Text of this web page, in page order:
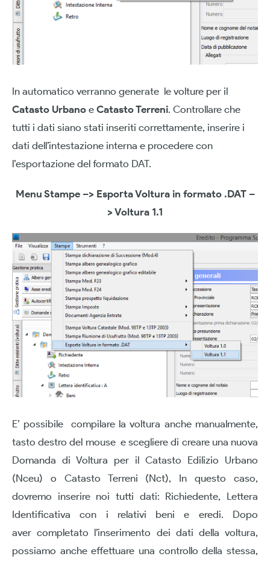
In automatico verranno generate le volture per il
Catasto Urbano e Catasto Terreni. Controllare che
tutti i dati siano stati inseriti correttamente, inserire i
dati dell’intestazione interna e procedere con
l’esportazione del formato DAT.
Menu Stampe –> Esporta Voltura in formato .DAT –
> Voltura 1.1
E’ possibile compilare la voltura anche manualmente,
tasto destro del mouse e scegliere di creare una nuova
Domanda di Voltura per il Catasto Edilizio Urbano
(Nceu) o Catasto Terreni (Nct), In questo caso,
dovremo inserire noi tutti dati: Richiedente, Lettera
Identificativa con i relativi beni e eredi. Dopo
aver completato l’inserimento dei dati della voltura,
possiamo anche effettuare una controllo della stessa,